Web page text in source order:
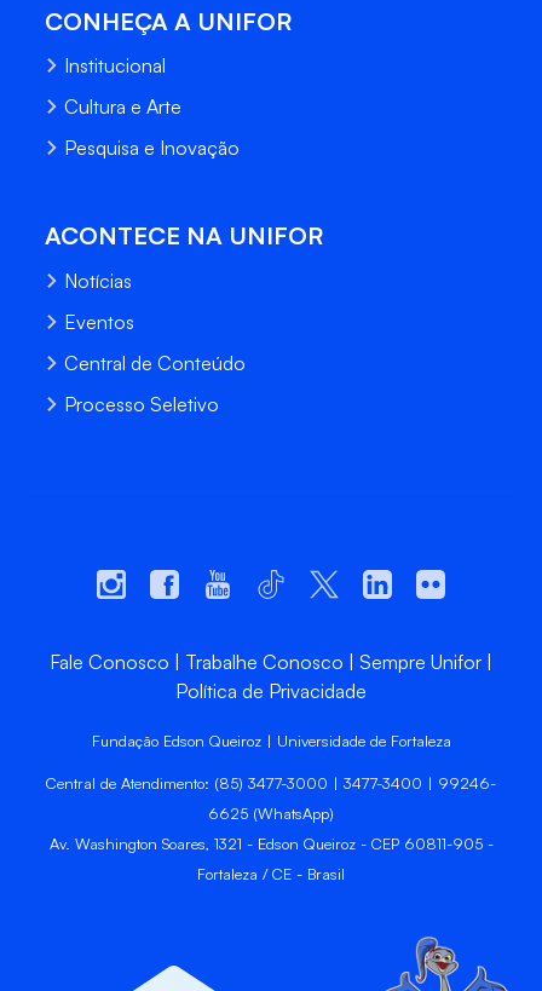
CONHEÇA A UNIFOR
Institucional
Cultura e Arte
Pesquisa e Inovação
ACONTECE NA UNIFOR
Notícias
Eventos
Central de Conteúdo
Processo Seletivo
Fale Conosco Trabalhe Conosco
Sempre Unifor
Política de Privacidade
Fundação Edson Queiroz | Universidade de Fortaleza
Central de Atendimento: (85) 3477-3000 | 3477-3400 | 99246-
6625 (WhatsApp)
Av. Washington Soares, 1321 - Edson Queiroz - CEP 60811-905 -
Fortaleza / CE - Brasil